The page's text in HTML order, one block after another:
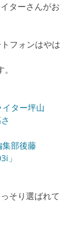
ターさんがお
フォンはやは
ター坪山
部後藤
」
そり選ばれて